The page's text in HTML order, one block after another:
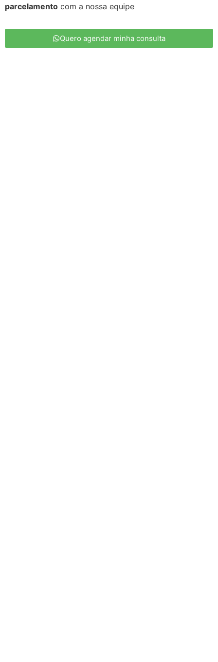
parcelamento com a nossa equipe
Quero agendar minha consulta